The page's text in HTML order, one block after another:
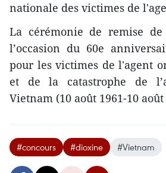
nationale des victimes de
La cérémonie de remise
l’occasion du 60e
pour les victimes de l'agent
et de la catastrophe de
Vietnam (10 août 1961-10
#concours #dioxine #Vietnam